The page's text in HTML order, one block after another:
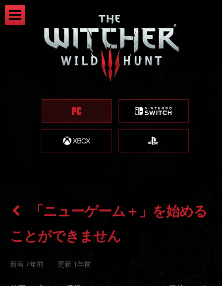
「ニューゲーム＋」を始める
ことができません
新着 7年前 更新 1年前